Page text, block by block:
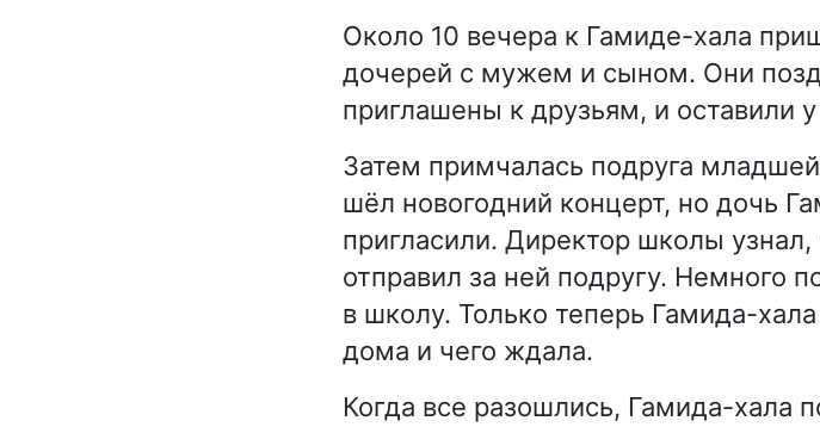
Около 10 вечера к Гамиде-хала
дочерей с мужем и сыном. Они
приглашены к друзьям, и оставили
Затем примчалась подруга
шёл новогодний концерт, но дочь
пригласили. Директор школы
отправил за ней подругу. Немного
в школу. Только теперь Гамида-
дома и чего ждала.
Когда все разошлись, Гамида-хала